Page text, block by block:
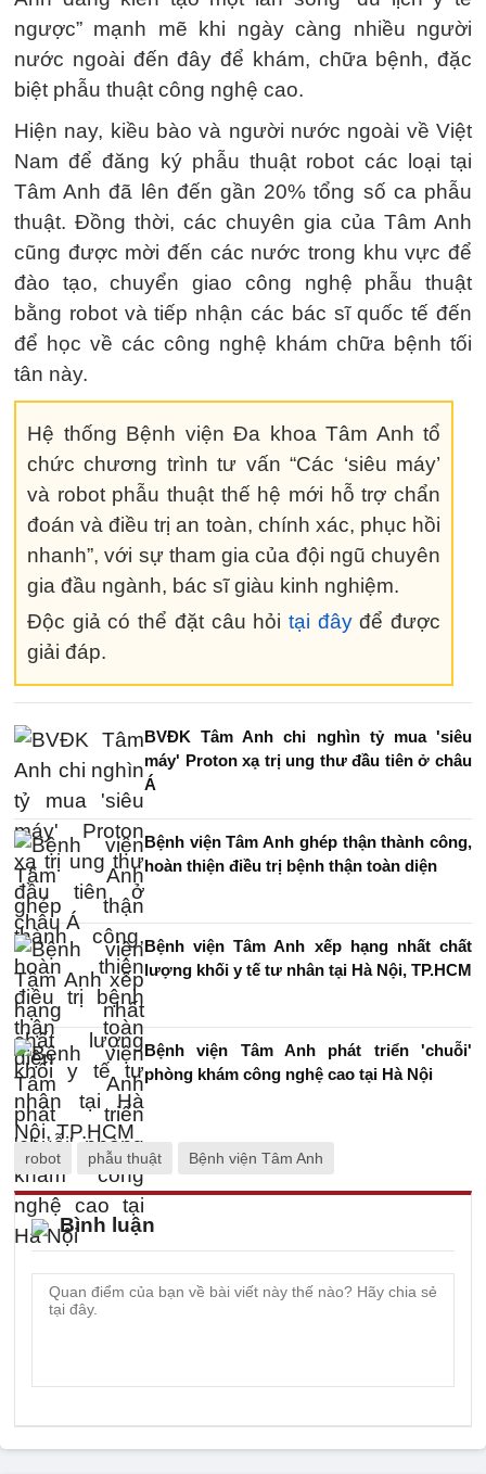
ngược” mạnh mẽ khi ngày càng nhiều người
nước ngoài đến đây để khám, chữa bệnh, đặc
biệt phẫu thuật công nghệ cao.
Hiện nay, kiều bào và người nước ngoài về Việt
Nam để đăng ký phẫu thuật robot các loại tại
Tâm Anh đã lên đến gần 20% tổng số ca phẫu
thuật. Đồng thời, các chuyên gia của Tâm Anh
cũng được mời đến các nước trong khu vực để
đào tạo, chuyển giao công nghệ phẫu thuật
bằng robot và tiếp nhận các bác sĩ quốc tế đến
để học về các công nghệ khám chữa bệnh tối
tân này.
Hệ thống Bệnh viện Đa khoa Tâm Anh tổ
chức chương trình tư vấn “Các ‘siêu máy’
và robot phẫu thuật thế hệ mới hỗ trợ chẩn
đoán và điều trị an toàn, chính xác, phục hồi
nhanh”, với sự tham gia của đội ngũ chuyên
gia đầu ngành, bác sĩ giàu kinh nghiệm.
Độc giả có thể đặt câu hỏi tại đâyđể được
giải đáp.
BVĐK Tâm Anh chi nghìn tỷ mua 'siêu
máy' Proton xạ trị ung thư đầu tiên ở châu
Á
Bệnh viện Tâm Anh ghép thận thành công,
hoàn thiện điều trị bệnh thận toàn diện
Bệnh viện Tâm Anh xếp hạng nhất chất
lượng khối y tế tư nhân tại Hà Nội, TP.HCM
Bệnh viện Tâm Anh phát triển 'chuỗi'
phòng khám công nghệ cao tại Hà Nội
robot phẫu thuật Bệnh viện Tâm Anh
Bình luận